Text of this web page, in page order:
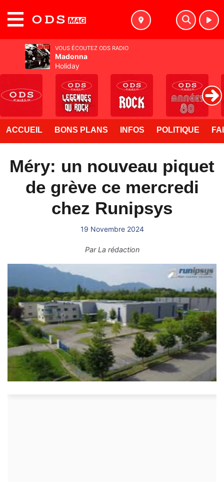
ACCUEIL BONS PLANS INFOS POLITIQUE
Méry: un nouveau piquet
de grève ce mercredi
chez Runipsys
19 Novembre 2024
ParLa rédaction
VOUS ÉCOUTEZ ODS RADIO
Madonna
Holiday